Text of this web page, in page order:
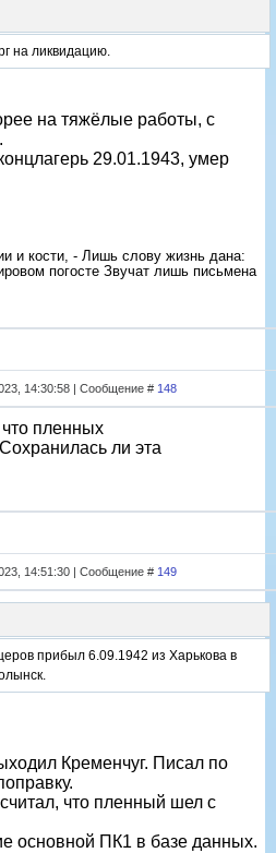
на ликвидацию.
на тяжëлые работы, с
29.01.1943, умер
и кости, - Лишь слову жизнь дана:
погосте Звучат лишь письмена
14:30:58 | Сообщение # 148
пленных
ли эта
14:51:30 | Сообщение # 149
прибыл 6.09.1942 из Харькова в
Кременчуг. Писал по
что пленный шел с
основной ПК1 в базе данных.